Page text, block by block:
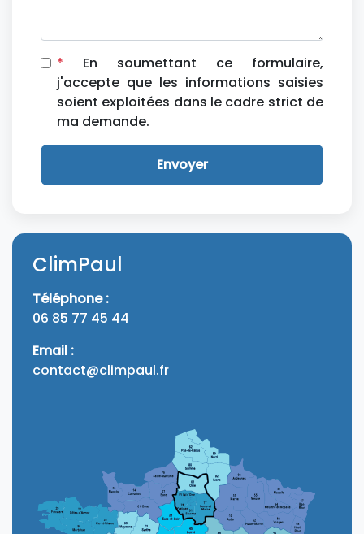
* En soumettant ce formulaire,
j'accepte que les informations saisies
soient exploitées dans le cadre strict de
ma demande.
Envoyer
ClimPaul
Téléphone :
06 85 77 45 44
Email :
contact@climpaul.fr